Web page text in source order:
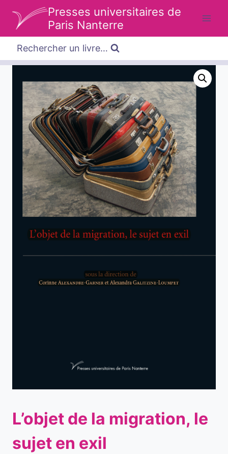
Presses universitaires de
Paris Nanterre
Rechercher un livre…
L’objet de la migration, le
sujet en exil